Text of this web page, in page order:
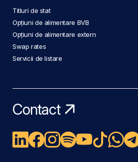
Titluri de stat
Opțiuni de alimentare BVB
Opțiuni de alimentare extern
Swap rates
Servicii de listare
Contact